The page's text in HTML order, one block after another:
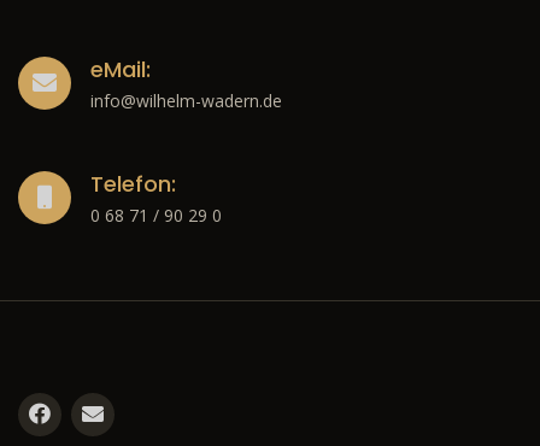
eMail:
info@wilhelm-wadern.de
Telefon:
0 68 71 / 90 29 0